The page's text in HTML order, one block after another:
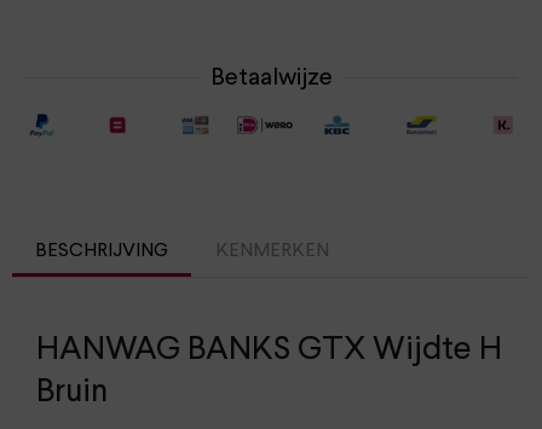
Betaalwijze
BESCHRIJVING KENMERKEN
HANWAG BANKS GTX Wijdte H
Bruin